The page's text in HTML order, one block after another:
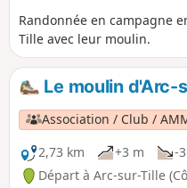
Randonnée en campagne
Tille avec leur moulin.
Le moulin d'Arc-
Association / Club /
2,73 km
+3 m -
Départ à Arc-sur-Tille